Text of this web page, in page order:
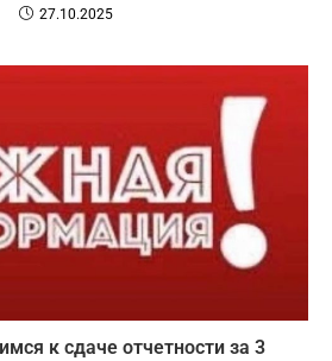
27.10.2025
к сдаче отчетности за 3